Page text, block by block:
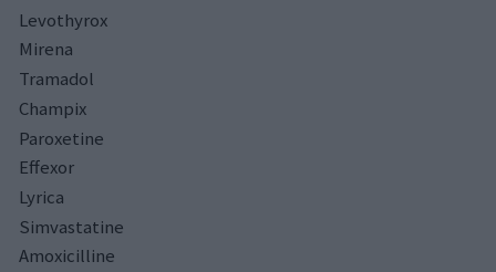
Levothyrox
Mirena
Tramadol
Champix
Paroxetine
Effexor
Lyrica
Simvastatine
Amoxicilline